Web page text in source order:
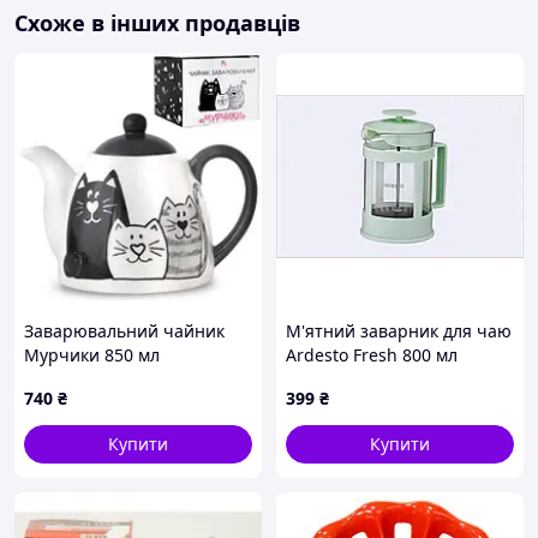
кількість аромату і смаку кожного сорту чаю.
Характеристики:
Обсяг зовнішньої ємності: 700 мл
Обсяг внутрішньої ємності: 210 мл
Матеріал: високоякісне скло та екологічно
чистий харчовий пластик
Особливості:
Кнопка для зливу чаю
Використання:
тайванського чаю
Схоже в інших продавців
Заварювальний чайник
Мурчики 850 мл
740 ₴
Купити
М'ятний заварник для чаю
Ardesto Fresh 800 мл
399 ₴
Купити